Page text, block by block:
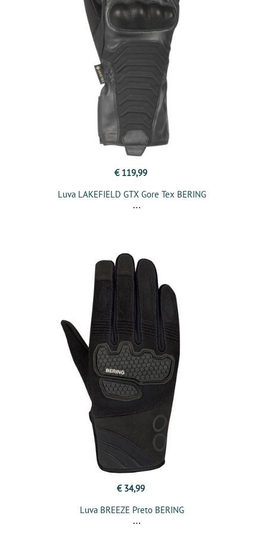
€ 119,99
Luva LAKEFIELD GTX Gore Tex BERING
€ 34,99
Luva BREEZE Preto BERING